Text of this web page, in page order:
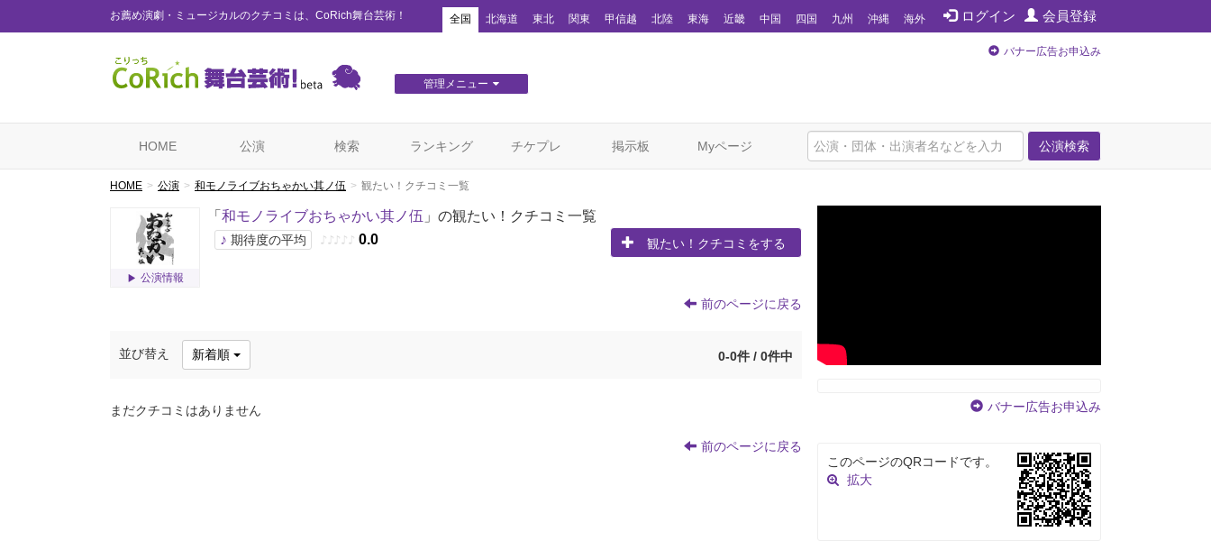
お薦め演劇・ミュージカルのクチコミは、CoRich舞台芸術！ ログイン 会員登録
全国 北海道 東北 関東 甲信越 北陸 東海 近畿 中国 四国 九州 沖縄 海外
管理メニュー
バナー広告お申込み
公演検索
HOME 公演 検索 ランキング チケプレ 掲示板 Myページ
HOME 公演 和モノライブおちゃかい其ノ伍 観たい！クチコミ一覧
公演情報
「 和モノライブおちゃかい其ノ伍 」の観たい！クチコミ一覧
♪ 期待度の平均 ♪ ♪ ♪ ♪ ♪ 0.0 観たい！クチコミをする
前のページに戻る
並び替え 新着順 0-0件 / 0件中
まだクチコミはありません
前のページに戻る
バナー広告お申込み
このページのQRコードです。
拡大